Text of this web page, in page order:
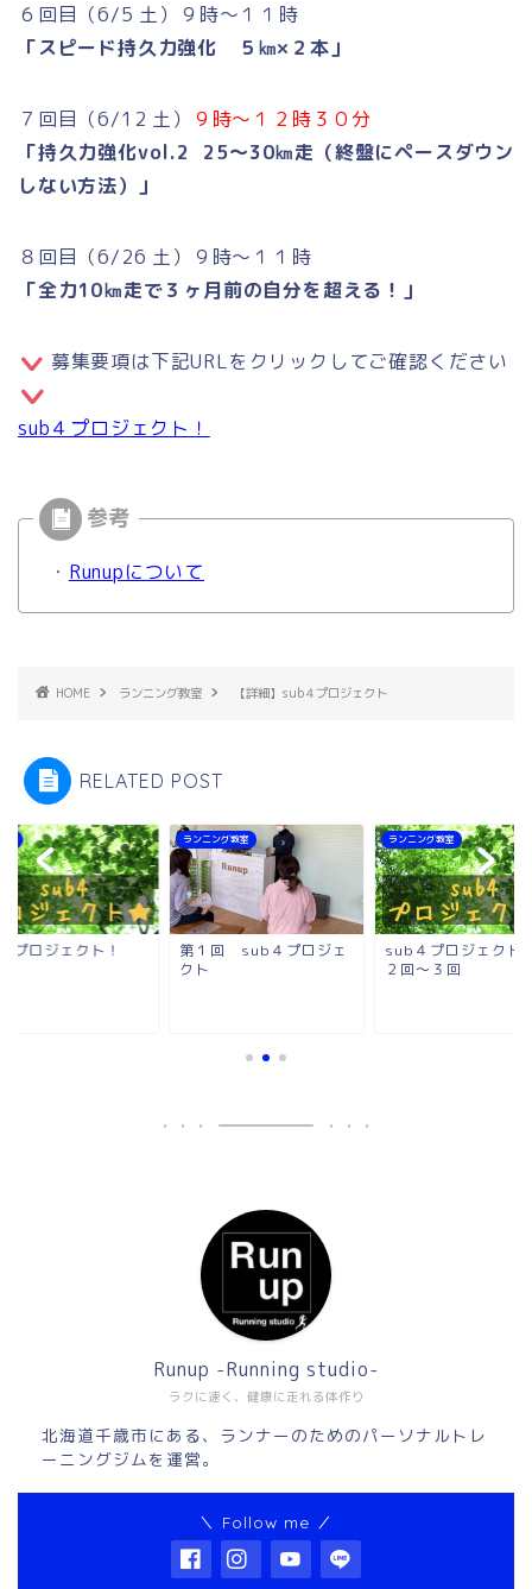
６回目（6/5 土）９時～１１時
「スピード持久力強化 ５㎞×２本」
７回目（6/12 土） ９時～１２時３０分
「持久力強化vol.2 25～30㎞走（終盤にペースダウン
しない方法）」
８回目（6/26 土）９時～１１時
「全力10㎞走で３ヶ月前の自分を超える！」
募集要項は下記URLをクリックしてご確認ください
sub４プロジェクト！
・ Runupについて
HOME ランニング教室 【詳細】sub４プロジェクト
RELATED POST
プロジェクト！
ランニング教室
第１回 sub４プロジェ
クト
ランニング教室
sub４プロジェク
２回～３回
ラクに速く、健康に走れる体作り
Runup -Running studio-
北海道千歳市にある、ランナーのためのパーソナルトレ
ーニングジムを運営。
＼ Follow me ／